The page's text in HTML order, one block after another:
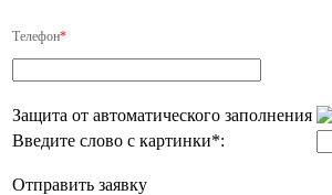
Телефон*
Защита от автоматического заполнения
Введите слово с картинки*:
Отправить заявку